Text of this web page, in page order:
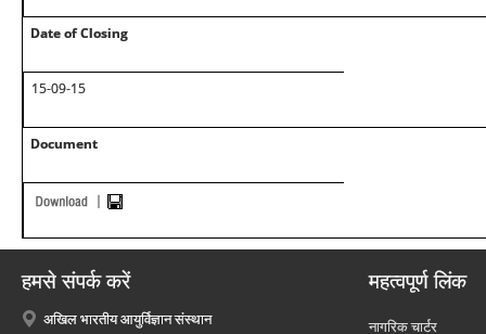
Date of Closing
15-09-15
Document
हमसे संपर्क करें
अखिल भारतीय आयुर्विज्ञान संस्थान
महत्वपूर्ण लिंक
नागरिक चार्टर